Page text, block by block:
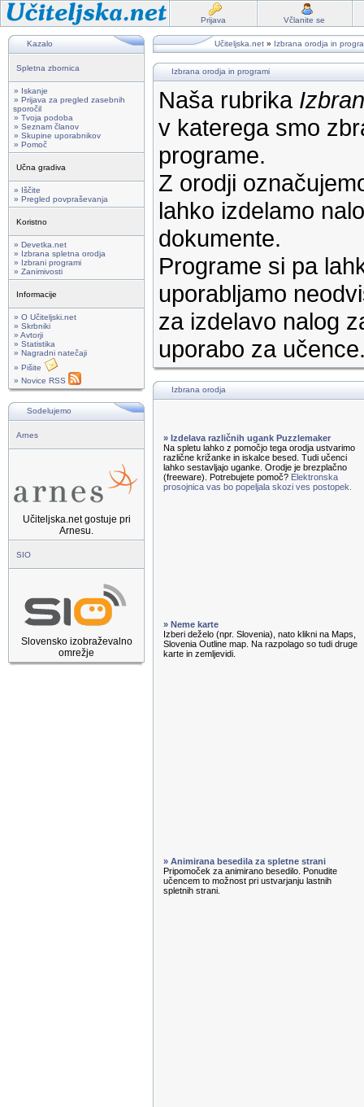
Prijava Včlanite se
Kazalo
Spletna zbornica
» Iskanje
» Prijava za pregled zasebnih
sporočil
» Tvoja podoba
» Seznam članov
» Skupine uporabnikov
» Pomoč
Učna gradiva
» Iščite
» Pregled povpraševanja
Koristno
» Devetka.net
» Izbrana spletna orodja
» Izbrani programi
» Zanimivosti
Informacije
» O Učiteljski.net
» Skrbniki
» Avtorji
» Statistika
» Nagradni natečaji
» Pišite
» Novice RSS
Sodelujemo
Arnes
Učiteljska.net gostuje pri
Arnesu.
SIO
Slovensko izobraževalno
omrežje
Učiteljska.net » Izbrana orodja in
Izbrana orodja in programi
Naša rubrika
v katerega smo
programe.
Z orodji
lahko izdelamo
dokumente.
Programe si pa
uporabljamo
za izdelavo nalog
uporabo za
Izbrana orodja
» Izdelava različnih ugank Puzzlemaker
Na spletu lahko z pomočjo tega orodja ustvarimo
različne križanke in iskalce besed. Tudi učenci
lahko sestavljajo uganke. Orodje je brezplačno
(freeware). Potrebujete pomoč? Elektronska
prosojnica vas bo popeljala skozi ves postopek.
» Neme karte
Izberi deželo (npr. Slovenia), nato klikni na Maps,
Slovenia Outline map. Na razpolago so tudi druge
karte in zemljevidi.
» Animirana besedila za spletne strani
Pripomoček za animirano besedilo. Ponudite
učencem to možnost pri ustvarjanju lastnih
spletnih strani.